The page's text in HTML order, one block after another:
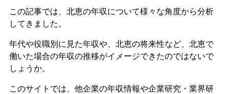
この記事では、北恵の年収について様々な角度から分析
してきました。
年代や役職別に見た年収や、北恵の将来性など、北恵で
働いた場合の年収の推移がイメージできたのではないで
しょうか。
このサイトでは、他企業の年収情報や企業研究・業界研